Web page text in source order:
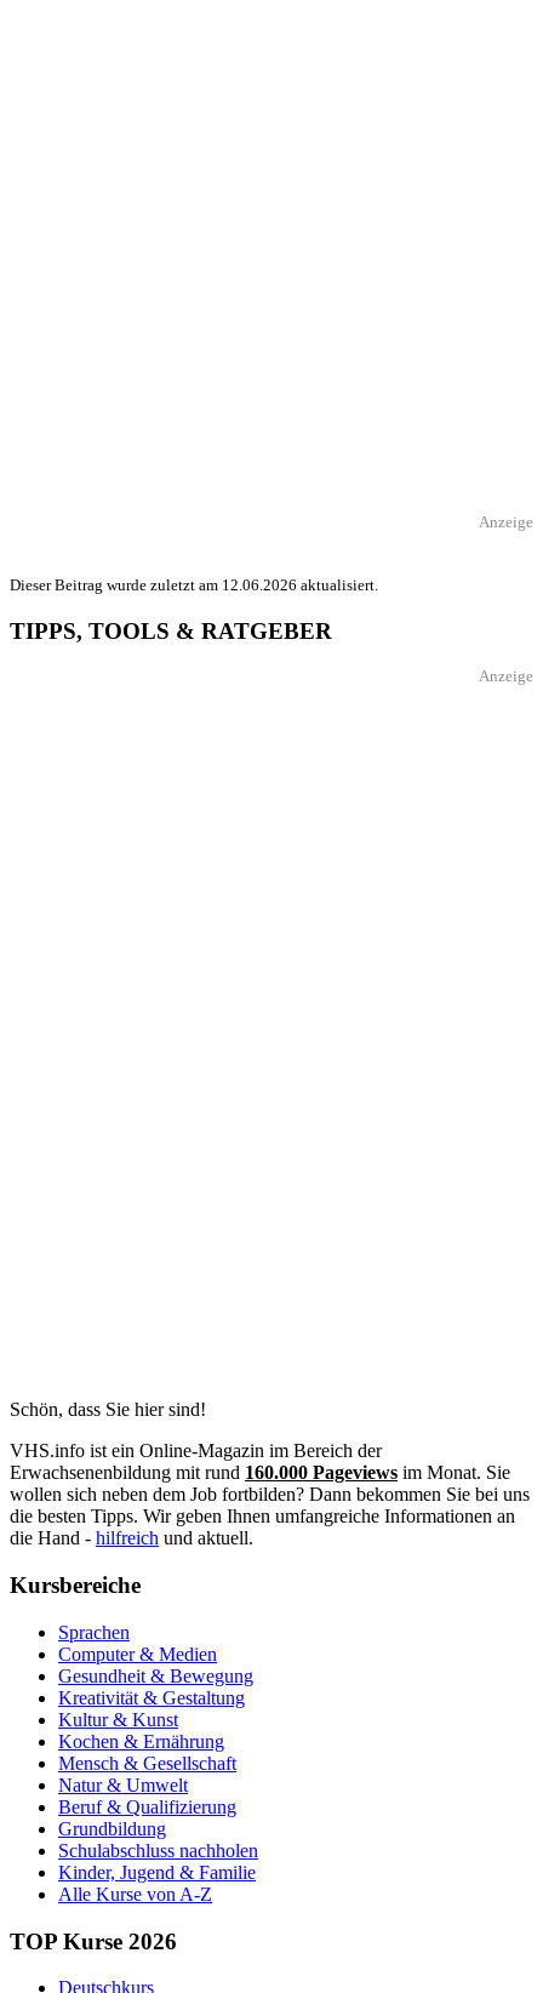
Anzeige
Dieser Beitrag wurde zuletzt am 12.06.2026 aktualisiert.
TIPPS, TOOLS & RATGEBER
Anzeige
Schön, dass Sie hier sind!
VHS.info ist ein Online-Magazin im Bereich der
Erwachsenenbildung mit rund 160.000 Pageviews im Monat. Sie
wollen sich neben dem Job fortbilden? Dann bekommen Sie bei uns
die besten Tipps. Wir geben Ihnen umfangreiche Informationen an
die Hand - hilfreich und aktuell.
Kursbereiche
Sprachen
Computer & Medien
Gesundheit & Bewegung
Kreativität & Gestaltung
Kultur & Kunst
Kochen & Ernährung
Mensch & Gesellschaft
Natur & Umwelt
Beruf & Qualifizierung
Grundbildung
Schulabschluss nachholen
Kinder, Jugend & Familie
Alle Kurse von A-Z
TOP Kurse 2026
Deutschkurs